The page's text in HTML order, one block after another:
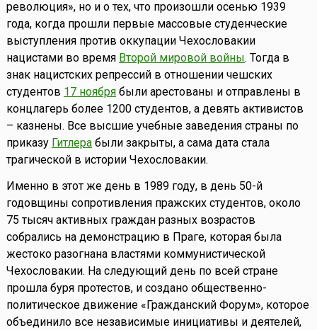
революция», но и о тех, что произошли осенью 1939
года, когда прошли первые массовые студенческие
выступления против оккупации Чехословакии
нацистами во время Второй мировой войны. Тогда в
знак нацистских репрессий в отношении чешских
студентов 17 ноябрябыли арестованы и отправлены в
концлагерь более 1200 студентов, а девять активистов
– казнены. Все высшие учебные заведения страны по
приказу Гитлерабыли закрыты, а сама дата стала
трагической в истории Чехословакии.
Именно в этот же день в 1989 году, в день 50-й
годовщины сопротивления пражских студентов, около
75 тысяч активных граждан разных возрастов
собрались на демонстрацию в Праге, которая была
жестоко разогнана властями коммунистической
Чехословакии. На следующий день по всей стране
прошла буря протестов, и создано общественно-
политическое движение «Гражданский Форум», которое
объединило все независимые инициативы и деятелей,